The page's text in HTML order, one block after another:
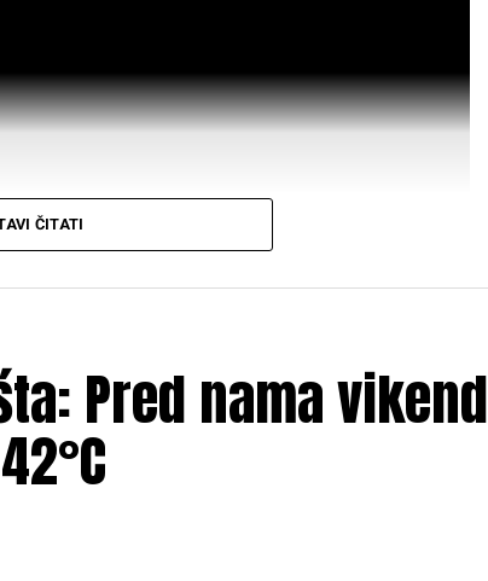
ČITATI
Pred nama vikend